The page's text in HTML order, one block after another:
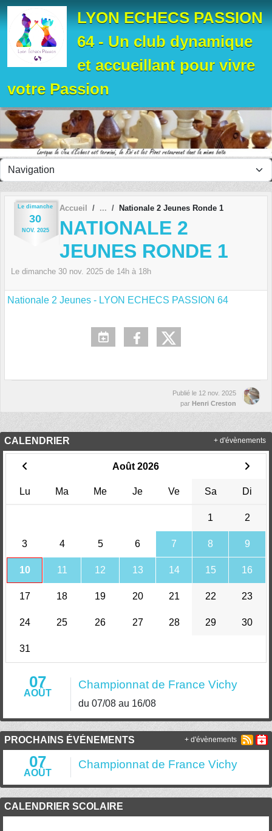
LYON ECHECS PASSION
64 - Un club dynamique
et accueillant pour vivre
votre Passion
Le dimanche
30
NOV. 2025
Accueil Nationale 2 Jeunes Ronde 1
NATIONALE 2
JEUNES RONDE 1
Le dimanche 30 nov. 2025 de 14h à 18h
Nationale 2 Jeunes - LYON ECHECS PASSION 64
Publié le 12 nov. 2025
par Henri Creston
CALENDRIER
Août 2026
Lu Ma Me Je Ve Sa Di
1 2
3 4 5 6 7 8 9
10 11 12 13 14 15 16
17 18 19 20 21 22 23
24 25 26 27 28 29 30
31
07
AOÛT
Championnat de France Vichy
du 07/08 au 16/08
+ d'évènements
PROCHAINS ÉVÉNEMENTS
07
AOÛT
Championnat de France Vichy
+ d'évènements
CALENDRIER SCOLAIRE
Panneau de gestion des cookies